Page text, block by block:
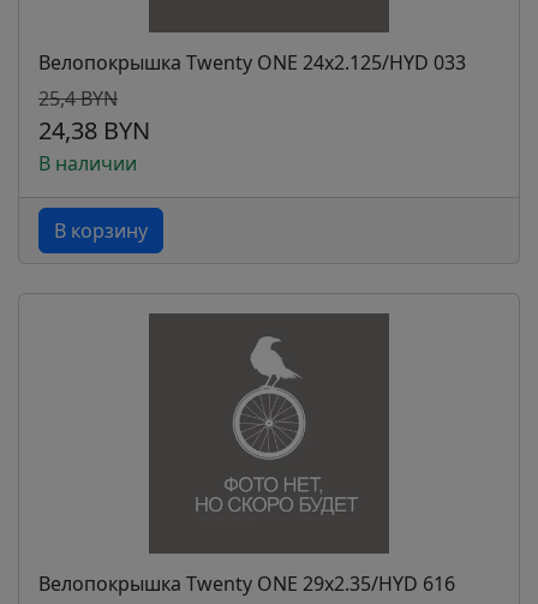
Велопокрышка Twenty ONE 24х2.125/HYD 033
25,4 BYN
24,38 BYN
В наличии
В корзину
Велопокрышка Twenty ONE 29х2.35/HYD 616